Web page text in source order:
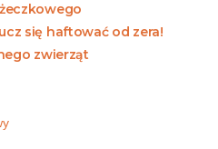
się haftować od zera!
zwierząt